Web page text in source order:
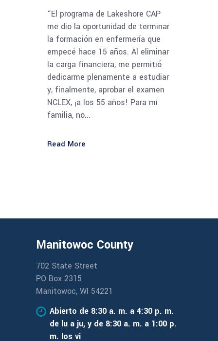
“El programa de Lakeshore CAP
me dio la oportunidad de terminar
la formación en enfermería que
empecé hace 15 años. Al eliminar
la carga financiera, me permitió
dedicarme plenamente a estudiar
y, finalmente, aprobar el examen
NCLEX, ¡a los 55 años! Para mi
familia, no...
Read More
Manitowoc County
702 State Street
PO Box 2315
Manitowoc, WI 54221
Abierto de 8:30 a. m. a 4:30 p. m.
de lu a ju, y de 8:30 a. m. a 1:00 p.
m. los vi